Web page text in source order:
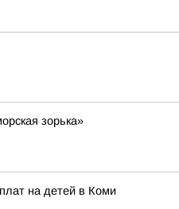
зорька»
на детей в Коми